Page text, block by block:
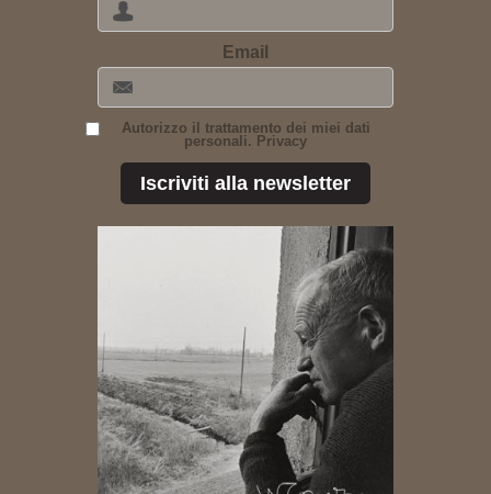
Email
Autorizzo il trattamento dei miei dati
personali. Privacy
Iscriviti alla newsletter